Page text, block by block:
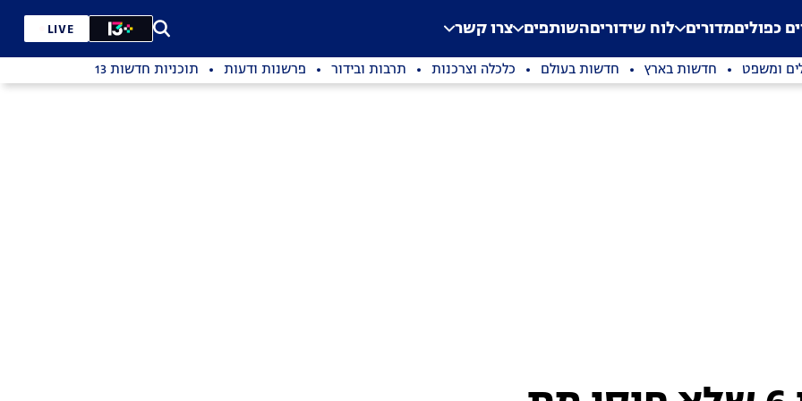
Application error: a
. כפוליםמדורים לוח שידוריםהשותפים צרו קשר LIVE
ומשפט חדשות בארץ חדשות בעולם כלכלה וצרכנות תרבות ובידור פרשנות ודעות תוכניות חדשות 13